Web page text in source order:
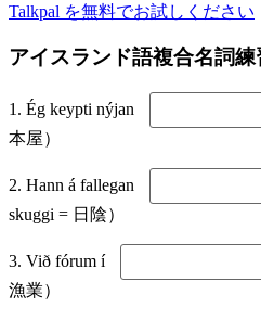
Talkpal を無料でお試しください
アイスランド語複合名詞練
1. Ég keypti nýjan
本屋）
2. Hann á fallegan
skuggi = 日陰）
3. Við fórum í
漁業）